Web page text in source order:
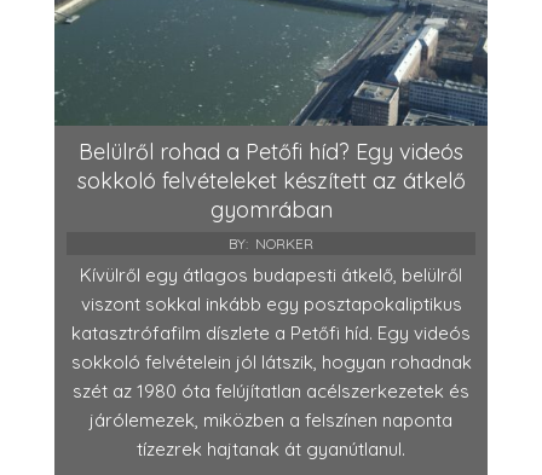
Belülről rohad a Petőfi híd? Egy videós
sokkoló felvételeket készített az átkelő
gyomrában
BY: NORKER
Kívülről egy átlagos budapesti átkelő, belülről
viszont sokkal inkább egy posztapokaliptikus
katasztrófafilm díszlete a Petőfi híd. Egy videós
sokkoló felvételein jól látszik, hogyan rohadnak
szét az 1980 óta felújítatlan acélszerkezetek és
járólemezek, miközben a felszínen naponta
tízezrek hajtanak át gyanútlanul.